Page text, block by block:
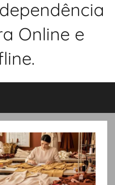
Online e